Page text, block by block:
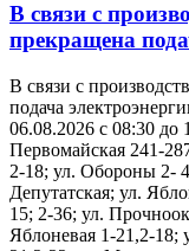
В связи с
прекращена
В связи с
подача
06.08.2026 с 08:30 до
Первомайская 241-
2-18; ул. Обороны 2-
Депутатская; ул.
15; 2-36; ул.
Яблоневая 1-21,2-18;